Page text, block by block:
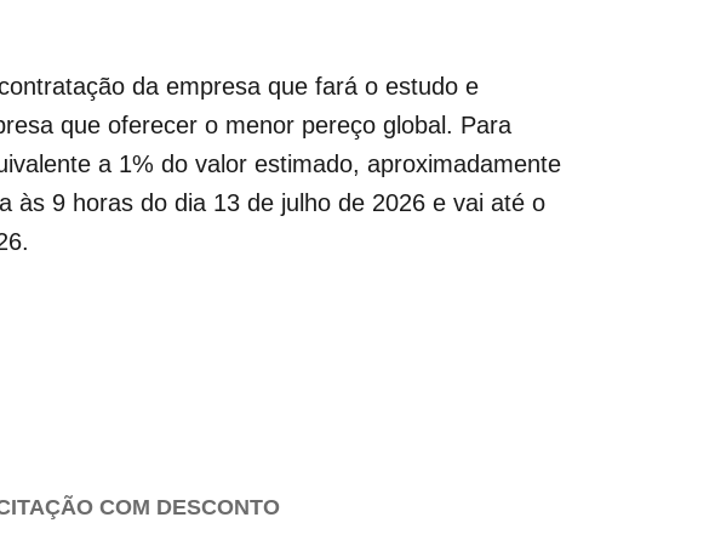
da empresa que fará o estudo e
que oferecer o menor pereço global. Para
a 1% do valor estimado, aproximadamente
às 9 horas do dia 13 de julho de 2026 e vai até o
COM DESCONTO